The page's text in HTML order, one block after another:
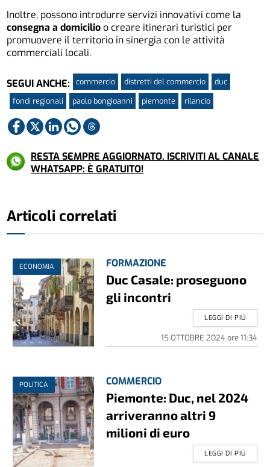
Inoltre, possono introdurre servizi innovativi come la
consegna a domicilio o creare itinerari turistici per
promuovere il territorio in sinergia con le attività
commerciali locali.
SEGUI ANCHE: commercio distretti del commercio
duc
fondi regionali
paolo bongioanni piemonte rilancio
RESTA SEMPRE AGGIORNATO. ISCRIVITI AL CANALE
WHATSAPP: È GRATUITO!
Articoli correlati
ECONOMIA FORMAZIONE
Duc Casale: proseguono
gli incontri
15 OTTOBRE 2024ore 11:34
LEGGI DI PIÚ
POLITICA COMMERCIO
Piemonte: Duc, nel 2024
arriveranno altri 9
milioni di euro
LEGGI DI PIÚ